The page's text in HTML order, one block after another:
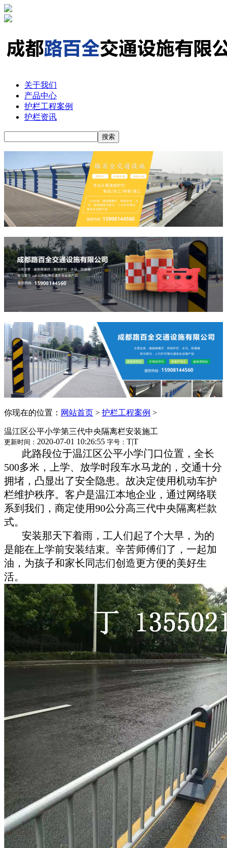
关于我们
产品中心
护栏工程案例
护栏资讯
你现在的位置： 网站首页 > 护栏工程案例 >
温江区公平小学第三代中央隔离栏安装施工
更新时间： 2020-07-01 10:26:55 字号： T|T
此路段位于温江区公平小学门口位置，全长
500多米，上学、放学时段车水马龙的，交通十分
拥堵，凸显出了安全隐患。故决定使用机动车护
栏维护秩序。客户是温江本地企业，通过网络联
系到我们，商定使用90公分高三代中央隔离栏款
式。
安装那天下着雨，工人们起了个大早，为的
是能在上学前安装结束。辛苦师傅们了，一起加
油，为孩子和家长同志们创造更方便的美好生
活。